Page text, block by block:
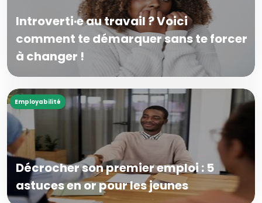
Introverti·e au travail ? Voici
comment te démarquer sans te forcer
à changer !
Employabilité
Décrocher son premier emploi : 5
astuces en or pour les jeunes